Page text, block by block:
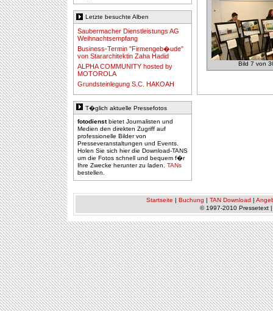
Letzte besuchte Alben
Saubermacher Dienstleistungs AG
Weihnachtsempfang
Business-Termin "Firmengeb�ude"
von Stararchitektin Zaha Hadid
ALPHA COMMUNITY hosted by
MOTOROLA
Grundsteinlegung S.C. HAKOAH
T�glich aktuelle Pressefotos
fotodienstbietet Journalisten und
Medien den direkten Zugriff auf
professionelle Bilder von
Presseveranstaltungen und Events.
Holen Sie sich hier die Download-TANS
um die Fotos schnell und bequem f�r
Ihre Zwecke herunter zu laden. TANs
bestellen.
Bild 7 von
Startseite | Buchung | TAN Download |
© 1997-2010 Pressetext